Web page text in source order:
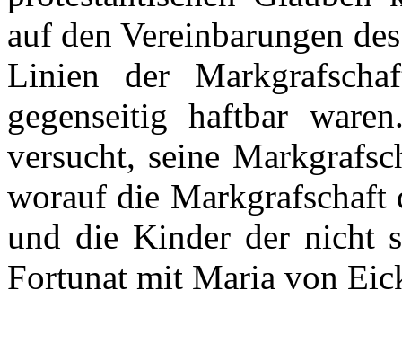
auf denVereinbarungen
Linien
der
gegenseitig haftbar waren
versucht, seine
worauf die Markgrafschaft
und die Kinder der nicht
Fortunat mit Maria von